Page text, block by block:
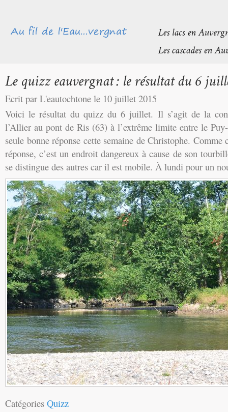
Ecrit par L'eautochtone le 10 juillet 2015
Voici le résultat du quizz du 6 juillet. Il s’agit de la
l’Allier au pont de Ris (63) à l’extrême limite entre le
seule bonne réponse cette semaine de Christophe.
réponse, c’est un endroit dangereux à cause de son
se distingue des autres car il est mobile. À lundi pour un
Catégories Quizz